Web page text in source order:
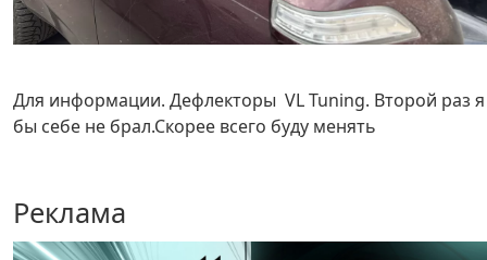
Для информации. Дефлекторы VL Tuning. Второй раз я
бы себе не брал.Скорее всего буду менять
Реклама